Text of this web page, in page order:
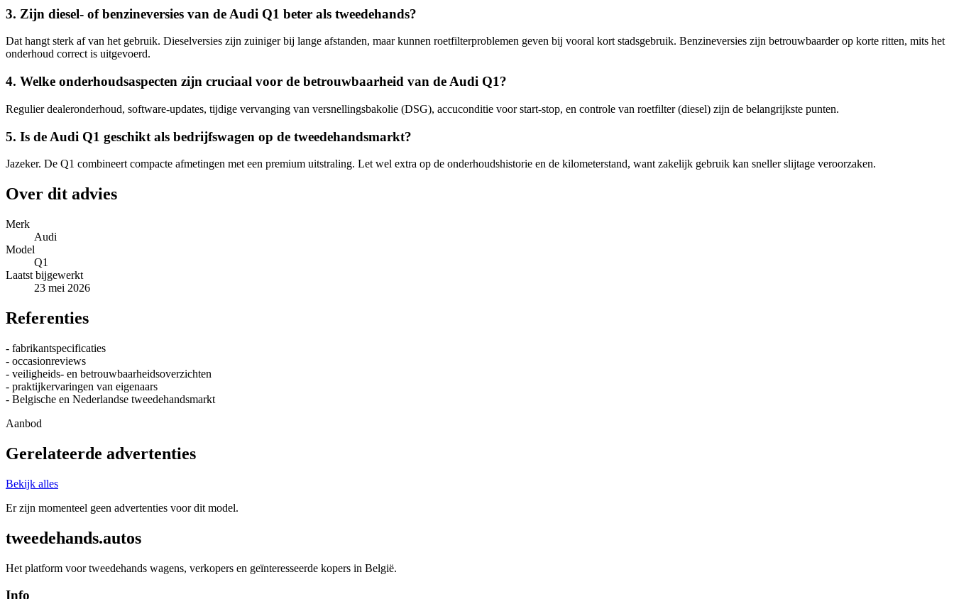
3. Zijn diesel- of benzineversies van de Audi Q1 beter als tweedehands?
Dat hangt sterk af van het gebruik. Dieselversies zijn zuiniger bij lange afstanden, maar kunnen roetfilterproblemen geven bij vooral kort stadsgebruik. Benzineversies zijn betrouwbaarder op korte ritten, mits het
onderhoud correct is uitgevoerd.
4. Welke onderhoudsaspecten zijn cruciaal voor de betrouwbaarheid van de Audi Q1?
Regulier dealeronderhoud, software-updates, tijdige vervanging van versnellingsbakolie (DSG), accuconditie voor start-stop, en controle van roetfilter (diesel) zijn de belangrijkste punten.
5. Is de Audi Q1 geschikt als bedrijfswagen op de tweedehandsmarkt?
Jazeker. De Q1 combineert compacte afmetingen met een premium uitstraling. Let wel extra op de onderhoudshistorie en de kilometerstand, want zakelijk gebruik kan sneller slijtage veroorzaken.
Over dit advies
Merk
Audi
Model
Q1
Laatst bijgewerkt
23 mei 2026
Referenties
- fabrikantspecificaties
- occasionreviews
- veiligheids- en betrouwbaarheidsoverzichten
- praktijkervaringen van eigenaars
- Belgische en Nederlandse tweedehandsmarkt
Aanbod
Gerelateerde advertenties
Bekijk alles
Er zijn momenteel geen advertenties voor dit model.
tweedehands.autos
Het platform voor tweedehands wagens, verkopers en geïnteresseerde kopers in België.
Info